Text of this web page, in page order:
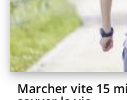
Marcher vite 15